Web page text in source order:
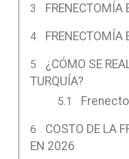
FRENECTOMÍA
FRENECTOMÍA
¿CÓMO SE
TURQUÍA?
COSTO DE LA
EN 2026